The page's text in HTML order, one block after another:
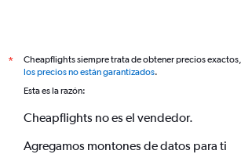
*
Cheapflights siempre trata de obtener precios
los precios no están garantizados.
Esta es la razón:
Cheapflights no es el vendedor.
Agregamos montones de datos para ti